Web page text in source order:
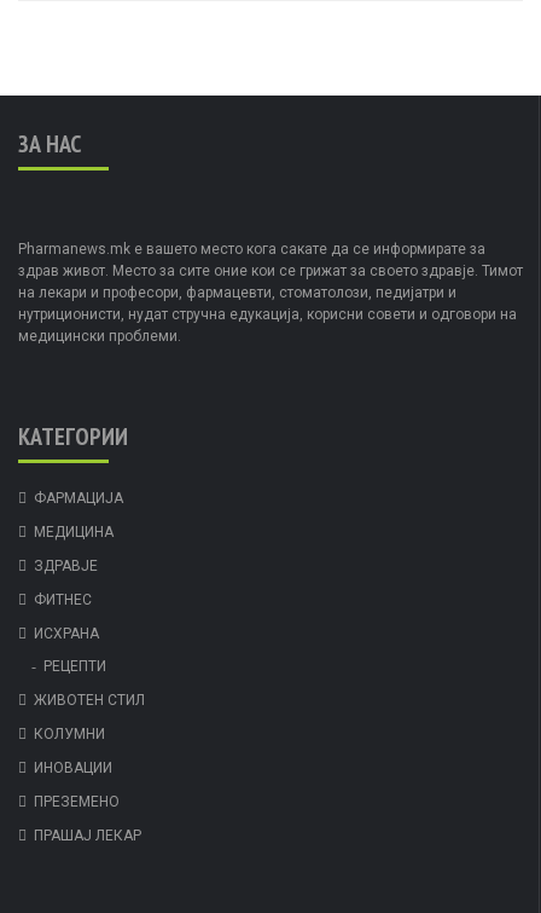
ЗА НАС
Pharmanews.mk е вашето место кога сакате да се информирате за
здрав живот. Место за сите оние кои се грижат за своето здравје. Тимот
на лекари и професори, фармацевти, стоматолози, педијатри и
нутриционисти, нудат стручна едукација, корисни совети и одговори на
медицински проблеми.
КАТЕГОРИИ
ФАРМАЦИЈА
МЕДИЦИНА
ЗДРАВЈЕ
ФИТНЕС
ИСХРАНА
РЕЦЕПТИ
ЖИВОТЕН СТИЛ
КОЛУМНИ
ИНОВАЦИИ
ПРЕЗЕМЕНО
ПРАШАЈ ЛЕКАР